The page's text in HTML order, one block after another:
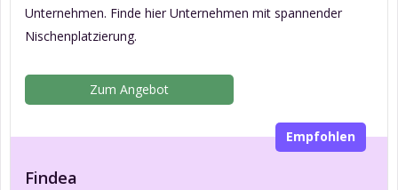
Unternehmen. Finde hier Unternehmen mit spannender
Nischenplatzierung.
Zum Angebot
Findea
Empfohlen